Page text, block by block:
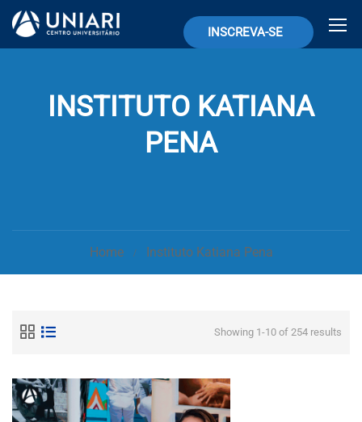
INSCREVA-SE
INSTITUTO KATIANA
PENA
Home Instituto Katiana Pena
Showing 1-10 of 254 results